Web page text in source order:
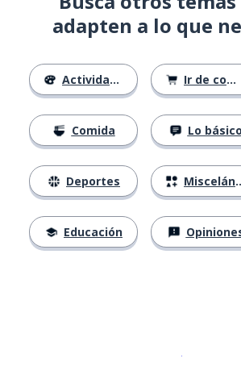
adapten a lo que
Actividades
Comida
Deportes
Educación
Ir de compras
Lo básico
Misceláneo